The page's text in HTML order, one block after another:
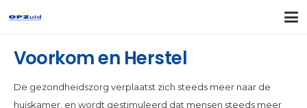
Voorkom en Herstel
De gezondheidszorg verplaatst zich steeds meer naar de
huiskamer, en wordt gestimuleerd dat mensen steeds meer